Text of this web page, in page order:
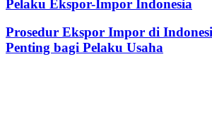
Pelaku Ekspor-Impor Indonesia
Prosedur Ekspor Impor di
Penting bagi Pelaku Usaha